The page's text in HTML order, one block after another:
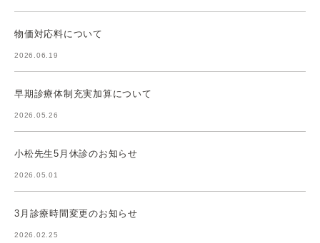
物価対応料について
2026.06.19
早期診療体制充実加算について
2026.05.26
小松先生5月休診のお知らせ
2026.05.01
3月診療時間変更のお知らせ
2026.02.25